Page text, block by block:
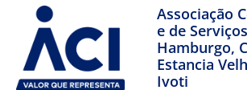
Associação
e de
Hamburgo,
Estancia
Ivoti